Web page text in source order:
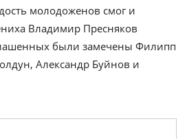
молодоженов смог и
Владимир Пресняков
были замечены Филипп
Александр Буйнов и